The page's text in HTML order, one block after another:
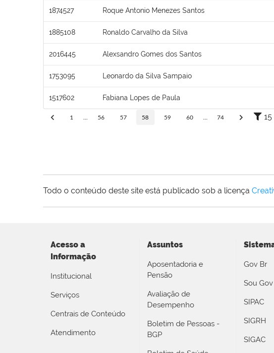
1874527 Roque Antonio Menezes Santos
1885108 Ronaldo Carvalho da Silva
2016445 Alexsandro Gomes dos Santos
1753095 Leonardo da Silva Sampaio
1517602 Fabiana Lopes de Paula
1 56 57 58 59 60 74 15
Todo o conteúdo deste site está publicado sob a licença
Acesso a
Informação
Institucional
Serviços
Centrais de Conteúdo
Atendimento
Assuntos
Aposentadoria e
Pensão
Avaliação de
Desempenho
Boletim de Pessoas -
BGP
Gov Br
Sou Gov
SIPAC
SIGRH
SIGAC